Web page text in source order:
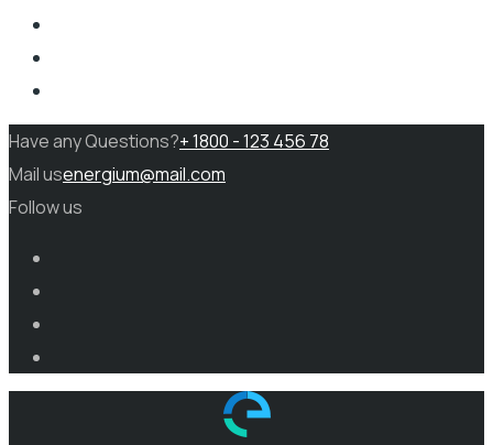
Have any Questions?+ 1800 - 123 456 78
Mail usenergium@mail.com
Follow us